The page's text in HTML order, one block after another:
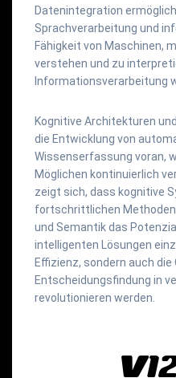
Datenintegration
Sprachverarbeitung und
Fähigkeit von Maschinen,
verstehen und zu
Informationsverarbeitung
Kognitive Architekturen
die Entwicklung von
Wissenserfassung voran,
Möglichen kontinuierlich
zeigt sich, dass kognitive
fortschrittlichen
und Semantik das
intelligenten Lösungen
Effizienz, sondern auch
Entscheidungsfindung in
revolutionieren werden.